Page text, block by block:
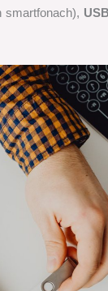
smartfonach),